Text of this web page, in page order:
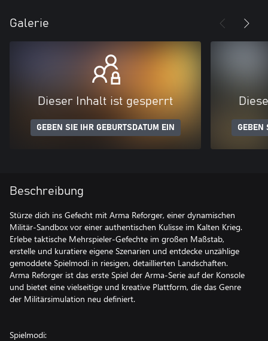
Galerie
Dieser Inhalt ist gesperrt
GEBEN SIE IHR GEBURTSDATUM EIN GEBEN
Beschreibung
Stürze dich ins Gefecht mit Arma Reforger, einer dynamischen
Militär-Sandbox vor einer authentischen Kulisse im Kalten Krieg.
Erlebe taktische Mehrspieler-Gefechte im großen Maßstab,
erstelle und kuratiere eigene Szenarien und entdecke unzählige
gemoddete Spielmodi in riesigen, detaillierten Landschaften.
Arma Reforger ist das erste Spiel der Arma-Serie auf der Konsole
und bietet eine vielseitige und kreative Plattform, die das Genre
der Militärsimulation neu definiert.
Spielmodi: